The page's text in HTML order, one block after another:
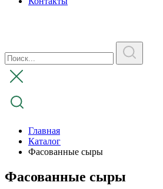
Главная
Каталог
Фасованные сыры
Фасованные сыры